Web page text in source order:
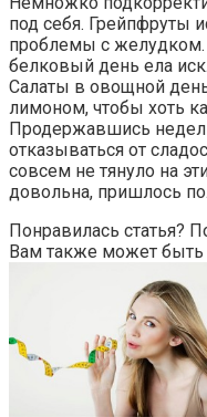
под себя. Грейпфруты
проблемы с желудком.
белковый день ела
Салаты в овощной
лимоном, чтобы хоть
Продержавшись
отказываться от
совсем не тянуло на
довольна, пришлось
Понравилась статья?
Вам также может быть